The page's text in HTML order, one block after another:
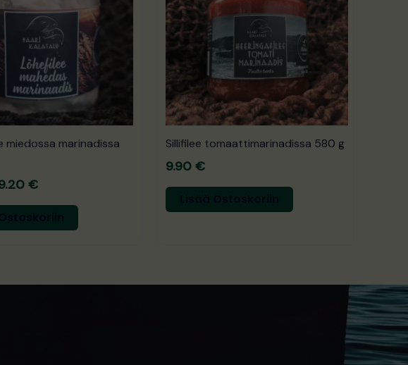
miedossa marinadissa
€
Sillifilee tomaattimarinadissa 580 g
9.90 €